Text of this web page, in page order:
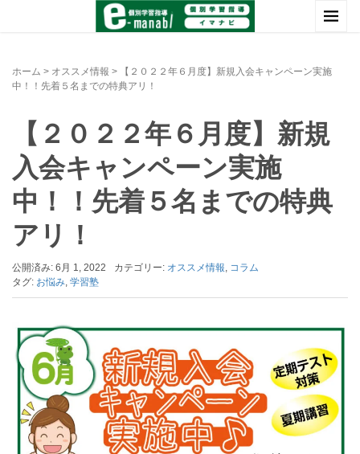
ホーム > オススメ情報 >
【２０２２年６月度】新規入会キャンペーン実施
中！！先着５名までの特典アリ！
【２０２２年６月度】新規
入会キャンペーン実施
中！！先着５名までの特典
アリ！
公開済み: 6月 1, 2022 カテゴリー: オススメ情報, コラム
タグ: お悩み, 学習塾